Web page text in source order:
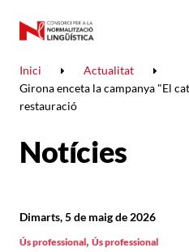
Inici
Actualitat
Girona enceta la campanya "El
restauració
Notícies
Dimarts, 5 de maig de 2026
Ús professional, Ús professional